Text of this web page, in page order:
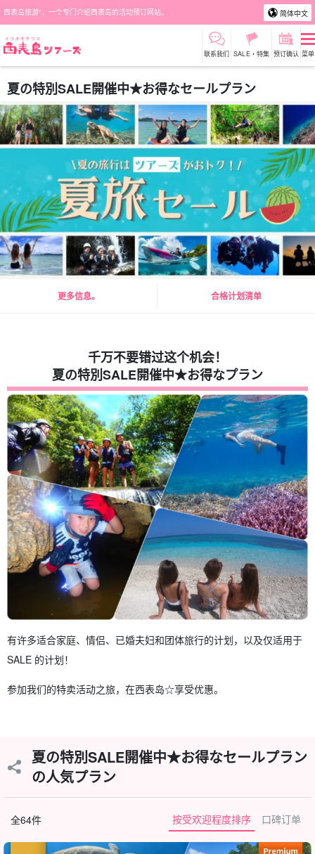
西表岛旅游"，一个专门介绍西表岛的活动预订网站。 简体中文
联系我们 SALE・特集 预订确认 菜单
夏の特別SALE開催中★お得なセールプラン
更多信息。 合格计划清单
千万不要错过这个机会！
夏の特別SALE開催中★お得なプラン
有许多适合家庭、情侣、已婚夫妇和团体旅行的计划，以及仅适用于
SALE 的计划！
参加我们的特卖活动之旅，在西表岛☆享受优惠。
夏の特別SALE開催中★お得なセールプラン
の人気プラン
全64件 按受欢迎程度排序 口碑订单